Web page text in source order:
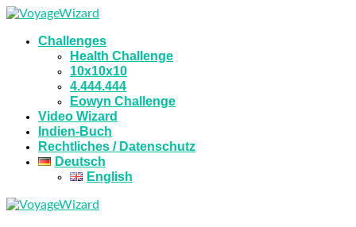
Challenges
Health Challenge
10x10x10
4.444.444
Eowyn Challenge
Video Wizard
Indien-Buch
Rechtliches / Datenschutz
Deutsch
English